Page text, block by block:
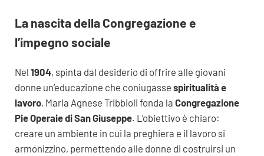
La nascita della Congregazione e
l’impegno sociale
Nel 1904, spinta dal desiderio di offrire alle giovani
donne un’educazione che coniugasse spiritualità e
lavoro, Maria Agnese Tribbioli fonda la Congregazione
Pie Operaie di San Giuseppe. L’obiettivo è chiaro:
creare un ambiente in cui la preghiera e il lavoro si
armonizzino, permettendo alle donne di costruirsi un